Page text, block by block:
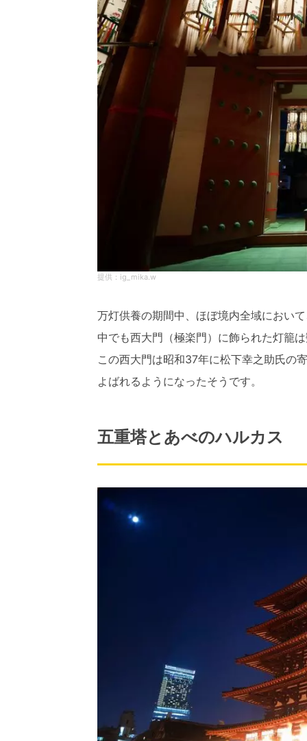
ig_mika.w
万灯供養の期間中、ほぼ境内全域におい
中でも西大門（極楽門）に飾られた灯籠
この西大門は昭和37年に松下幸之助氏の
よばれるようになったそうです。
五重塔とあべのハルカス